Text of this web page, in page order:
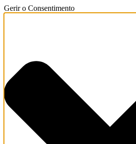
Gerir o Consentimento